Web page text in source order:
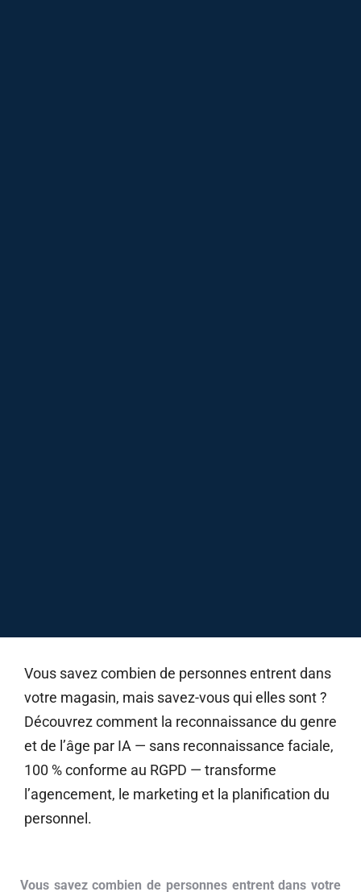
Vous savez combien de personnes entrent dans
votre magasin, mais savez-vous qui elles sont ?
Découvrez comment la reconnaissance du genre
et de l’âge par IA — sans reconnaissance faciale,
100 % conforme au RGPD — transforme
l’agencement, le marketing et la planification du
personnel.
Vous savez combien de personnes entrent dans votre